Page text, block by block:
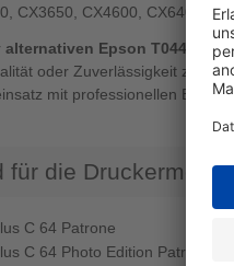
CX3650, CX4600, CX6400,
alternativen Epson T0441
oder Zuverlässigkeit zu
mit professionellen
für die
C 64 Patrone
C 64 Photo Edition Patrone